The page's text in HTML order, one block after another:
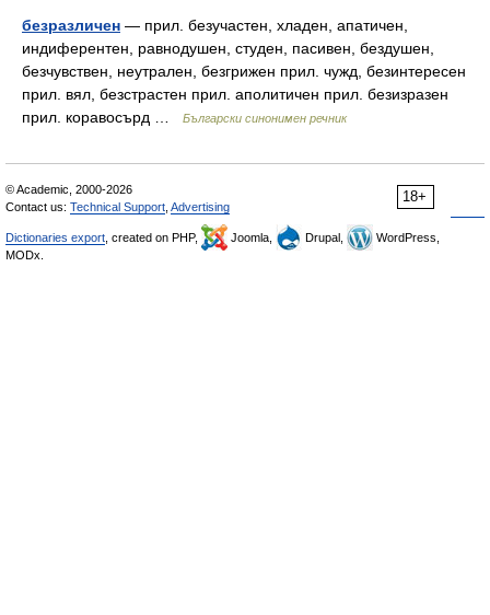
безразличен — прил. безучастен, хладен, апатичен,
индиферентен, равнодушен, студен, пасивен, бездушен,
безчувствен, неутрален, безгрижен прил. чужд, безинтересен
прил. вял, безстрастен прил. аполитичен прил. безизразен
прил. коравосърд …
Български синонимен речник
18+
© Academic, 2000-2026
Contact us: Technical Support Advertising
Dictionaries export , created on PHP, Joomla, Drupal,
WordPress,
MODx.